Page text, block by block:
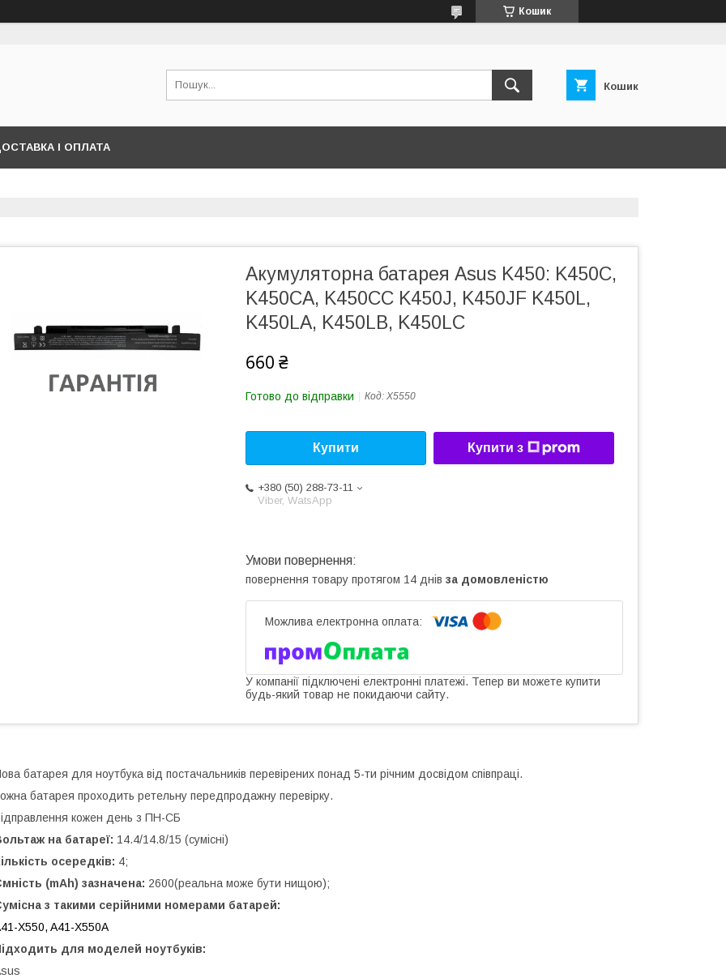
Кошик
Кошик
І ОПЛАТА
Акумуляторна батарея Asus K450: K450C,
K450CA, K450CC K450J, K450JF K450L,
K450LA, K450LB, K450LC
660 ₴
Готово до відправки Код: X5550
Купити Купити з
+380 (50) 288-73-11
Viber, WatsApp
повернення товару протягом 14 днів за домовленістю
У компанії підключені електронні платежі. Тепер ви можете купити
будь-який товар не покидаючи сайту.
батарея для ноутбука від постачальників перевірених понад 5-ти річним досвідом співпраці.
батарея проходить ретельну передпродажну перевірку.
кожен день з ПН-СБ
на батареї: 14.4/14.8/15 (сумісні)
осередків: 4;
(mAh) зазначена: 2600(реальна може бути нищою);
з такими серійними номерами батарей:
X550, A41-X550A
для моделей ноутбуків: